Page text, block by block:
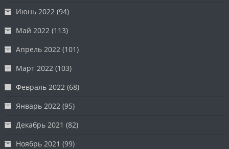
Июнь 2022 (94)
Май 2022 (113)
Апрель 2022 (101)
Март 2022 (103)
Февраль 2022 (68)
Январь 2022 (95)
Декабрь 2021 (82)
Ноябрь 2021 (99)